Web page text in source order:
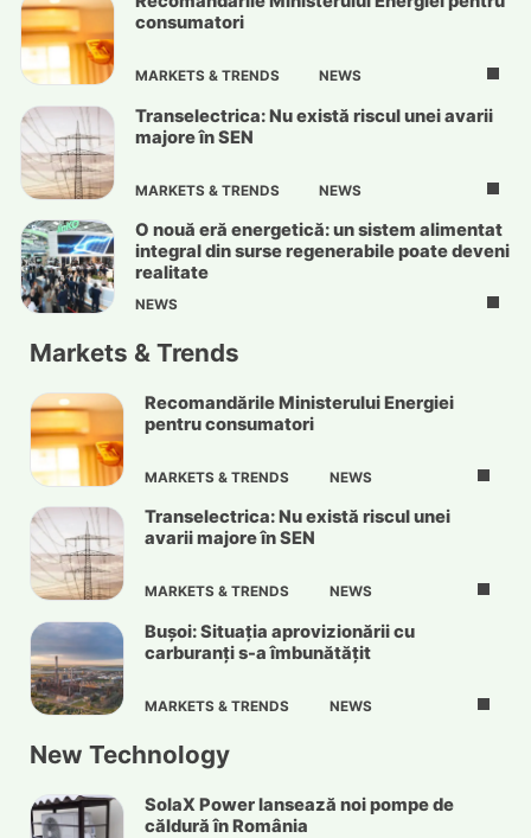
consumatori
MARKETS & TRENDS NEWS
Transelectrica: Nu există riscul unei avarii
majore în SEN
MARKETS & TRENDS NEWS
O nouă eră energetică: un sistem alimentat
integral din surse regenerabile poate deveni
realitate
NEWS
Markets & Trends
Recomandările Ministerului Energiei
pentru consumatori
MARKETS & TRENDS NEWS
Transelectrica: Nu există riscul unei
avarii majore în SEN
MARKETS & TRENDS NEWS
Bușoi: Situația aprovizionării cu
carburanți s-a îmbunătățit
MARKETS & TRENDS NEWS
New Technology
SolaX Power lansează noi pompe de
căldură în România